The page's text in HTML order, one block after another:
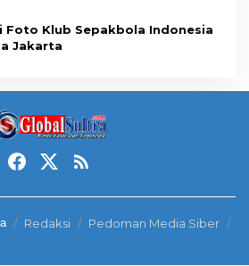
Foto Klub Sepakbola Indonesia
Jakarta
Redaksi
Pedoman Media Siber